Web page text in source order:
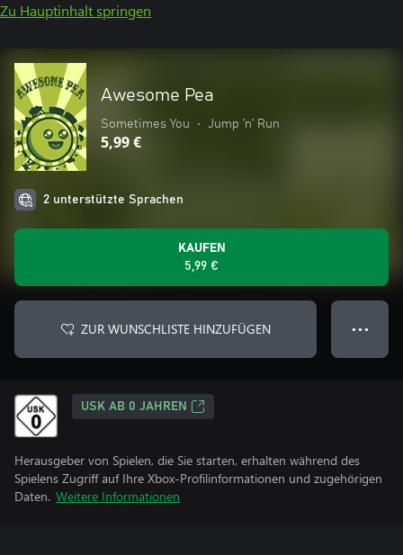
Zu Hauptinhalt springen
Awesome Pea
Sometimes You • Jump ’n’ Run
5,99 €
2 unterstützte Sprachen
KAUFEN
5,99 €
ZUR WUNSCHLISTE HINZUFÜGEN ● ● ●
USK AB 0 JAHREN
Herausgeber von Spielen, die Sie starten, erhalten während des
Spielens Zugriff auf Ihre Xbox-Profilinformationen und zugehörigen
Daten. Weitere Informationen